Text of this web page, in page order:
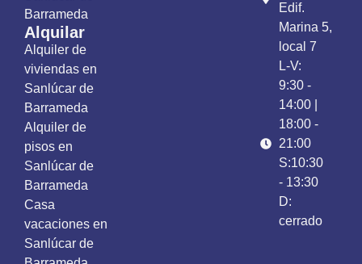
Barrameda
Alquilar
Alquiler de
viviendas en
Sanlúcar de
Barrameda
Alquiler de
pisos en
Sanlúcar de
Barrameda
Casa
vacaciones en
Sanlúcar de
Edif.
Marina 5,
local 7
L-V:
9:30 -
14:00 |
18:00 -
21:00
S:10:30
- 13:30
D:
cerrado